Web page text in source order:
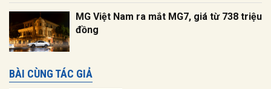
MG Việt Nam ra mắt MG7, giá từ 738 triệu
đồng
BÀI CÙNG TÁC GIẢ